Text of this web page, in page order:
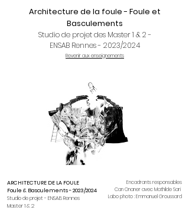
Architecture de la foule - Foule et
Basculements
Studio de projet des Master 1 & 2 -
ENSAB Rennes - 2023/2024
Revenir aux enseignements
ARCHITECTURE DE LA FOULE
Foule & Basculements -2023/2024
Studio de projet - ENSAB Rennes
Master 1 & 2
Encadrants responsables
Can Onaner avecMathilde Sari
Labo photo : Emmanuel Groussard